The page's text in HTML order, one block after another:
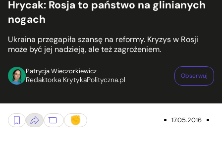
Hrycak: Rosja to państwo na glinianych
nogach
Ukraina przegapiła szansę na reformy. Kryzys w Rosji
może być jej nadzieją, ale też zagrożeniem.
Patrycja Wieczorkiewicz
Redaktorka KrytykaPolityczna.pl Obserwuj
17.05.2016